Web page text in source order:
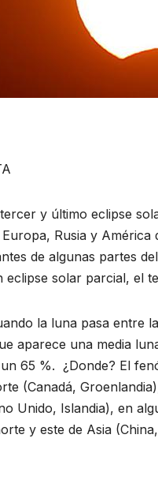
y último eclipse
Rusia y
de algunas partes
solar parcial, el
la luna pasa entre
aparece una media
65 %. ¿Donde? El
(Canadá,
Unido, Islandia), en
y este de Asia